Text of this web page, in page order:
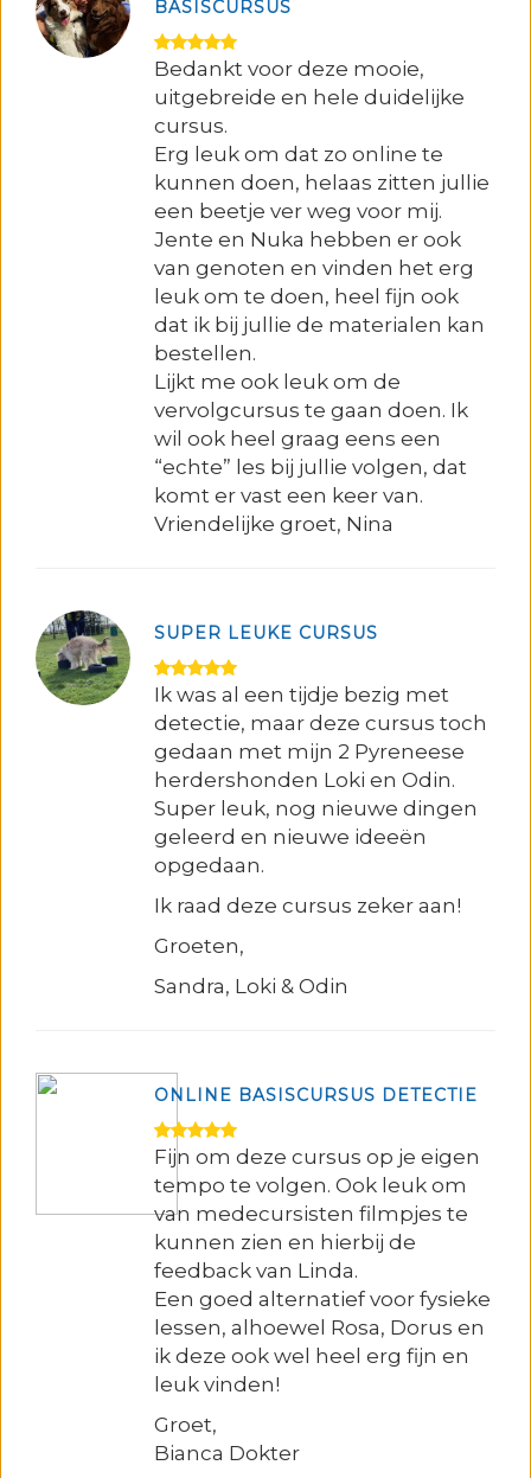
BASISCURSUS
Bedankt voor deze mooie,
uitgebreide en hele duidelijke
cursus.
Erg leuk om dat zo online te
kunnen doen, helaas zitten jullie
een beetje ver weg voor mij.
Jente en Nuka hebben er ook
van genoten en vinden het erg
leuk om te doen, heel fijn ook
dat ik bij jullie de materialen kan
bestellen.
Lijkt me ook leuk om de
vervolgcursus te gaan doen. Ik
wil ook heel graag eens een
“echte” les bij jullie volgen, dat
komt er vast een keer van.
Vriendelijke groet, Nina
SUPER LEUKE CURSUS
Ik was al een tijdje bezig met
detectie, maar deze cursus toch
gedaan met mijn 2 Pyreneese
herdershonden Loki en Odin.
Super leuk, nog nieuwe dingen
geleerd en nieuwe ideeën
opgedaan.
Ik raad deze cursus zeker aan!
Groeten,
Sandra, Loki & Odin
ONLINE BASISCURSUS DETECTIE
Fijn om deze cursus op je eigen
tempo te volgen. Ook leuk om
van medecursisten filmpjes te
kunnen zien en hierbij de
feedback van Linda.
Een goed alternatief voor fysieke
lessen, alhoewel Rosa, Dorus en
ik deze ook wel heel erg fijn en
leuk vinden!
Groet,
Bianca Dokter